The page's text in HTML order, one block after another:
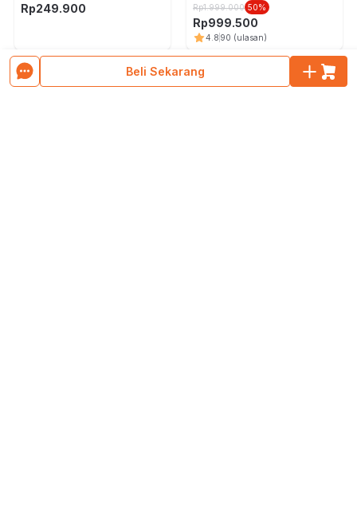
pcs - Mix
Rp249.900 Rp1.999.000 50%
Rp999.500
4.8 90 (ulasan)
Muat Lebih Banyak Produk
Beli Sekarang